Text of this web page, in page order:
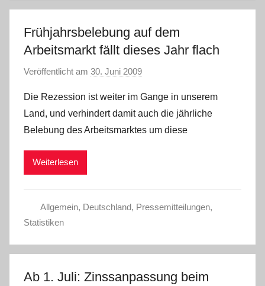
Frühjahrsbelebung auf dem
Arbeitsmarkt fällt dieses Jahr flach
Veröffentlicht am 30. Juni 2009
n
Die Rezession ist weiter im Gange in unserem
Land, und verhindert damit auch die jährliche
Belebung des Arbeitsmarktes um diese
Weiterlesen
Allgemein, Deutschland, Pressemitteilungen,
Statistiken
Ab 1. Juli: Zinssanpassung beim